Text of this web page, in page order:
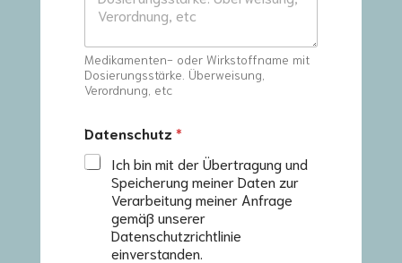
Medikamenten- oder Wirkstoffname mit
Dosierungsstärke. Überweisung,
Verordnung, etc
Datenschutz *
Ich bin mit der Übertragung und
Speicherung meiner Daten zur
Verarbeitung meiner Anfrage
gemäß unserer
Datenschutzrichtlinie
einverstanden.